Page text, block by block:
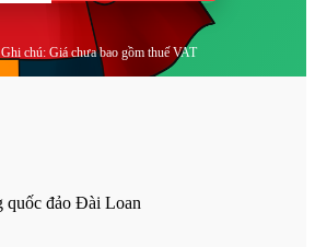
Ghi chú: Giá chưa bao gồm thuế VAT